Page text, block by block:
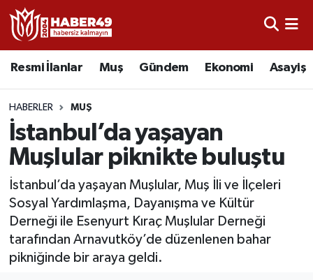
Resmi İlanlar Muş Gündem Ekonomi Asayiş
HABERLER MUŞ
İstanbul’da yaşayan
Muşlular piknikte buluştu
İstanbul’da yaşayan Muşlular, Muş İli ve İlçeleri
Sosyal Yardımlaşma, Dayanışma ve Kültür
Derneği ile Esenyurt Kıraç Muşlular Derneği
tarafından Arnavutköy’de düzenlenen bahar
pikniğinde bir araya geldi.
Resmi İlanlar
Asayiş
Bölge
Eğitim
Ekonomi
Sağlık
Gündem
Uşak Nöbetçi Eczaneler
Uşak Hava Durumu
Uşak Namaz Vakitleri
Uşak Trafik Yoğunluk Haritası
TFF 2.Lig Kırmızı Grup Puan Durumu ve Fikstür
Tüm Manşetler
Son Dakika Haberleri